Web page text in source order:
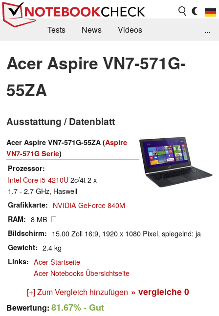
Tests News
Videos
Kaufberatung
Deals Suche
Jobs
Forum
...
Acer Aspire VN7-571G-
55ZA
Ausstattung / Datenblatt
Acer Aspire VN7-571G-55ZA (Aspire
VN7-571G Serie)
Prozessor
Intel Core i5-4210U2c/4t 2 x
1.7 - 2.7 GHz, Haswell
Grafikkarte NVIDIA GeForce 840M
RAM 8 MB
Bildschirm 15.00 Zoll 16:9, 1920 x 1080 Pixel, spiegelnd: ja
Gewicht 2.4 kg
Links
Acer Startseite
Acer Notebooks Übersichtseite
[+] Zum Vergleich hinzufügen » vergleiche 0
Bewertung: 81.67%- Gut